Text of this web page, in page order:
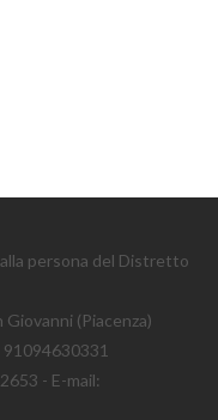
persona del Distretto
(Piacenza)
- E-mail: